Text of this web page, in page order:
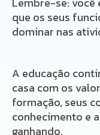
que os seus
dominar nas
A educação
casa com os
formação, seus
conhecimento e
ganhando.